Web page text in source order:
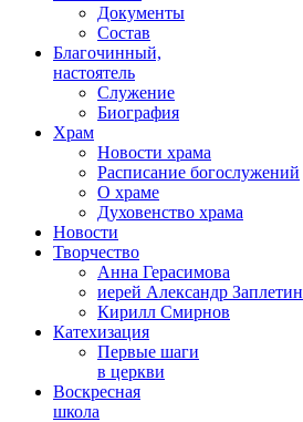
Документы
Состав
Благочинный,
настоятель
Служение
Биография
Храм
Новости храма
Расписание богослужений
О храме
Духовенство храма
Новости
Творчество
Анна Герасимова
иерей Александр Заплетин
Кирилл Смирнов
Катехизация
Первые шаги
в церкви
Воскресная
школа